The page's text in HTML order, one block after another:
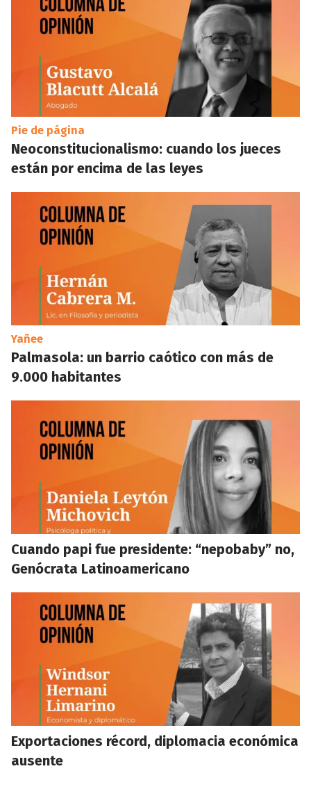
Pie de página
Neoconstitucionalismo: cuando los jueces
están por encima de las leyes
Yañee
Palmasola: un barrio caótico con más de
9.000 habitantes
Cuando papi fue presidente: “nepobaby” no,
Genócrata Latinoamericano
Exportaciones récord, diplomacia económica
ausente